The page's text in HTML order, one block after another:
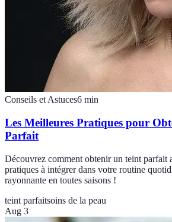
Conseils et Astuces6 min
Les Meilleures Pratiques pour
Parfait
Découvrez comment obtenir un teint parfait
pratiques à intégrer dans votre routine
rayonnante en toutes saisons !
teint parfaitsoins de la peau
Aug 3